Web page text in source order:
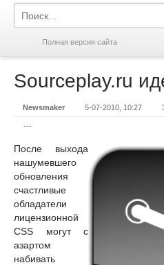
Полная версия сайта
Sourceplay.ru
Newsmaker 5-07-2010, 10:27
---
После выхода
нашумевшего
обновления
счастливые
обладатели
лицензионной
CSS могут с
азартом
набивать